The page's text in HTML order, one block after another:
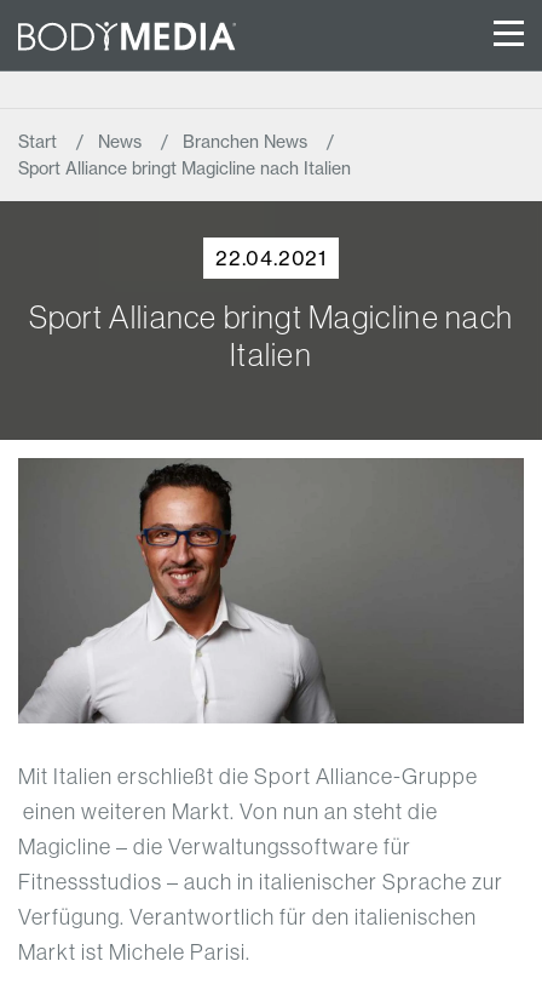
Start News
Branchen News
Sport Alliance bringt Magicline nach Italien
22.04.2021
Sport Alliance bringt Magicline nach
Italien
Mit Italien erschließt die Sport Alliance-Gruppe
einen weiteren Markt. Von nun an steht die
Magicline – die Verwaltungssoftware für
Fitnessstudios – auch in italienischer Sprache zur
Verfügung. Verantwortlich für den italienischen
Markt ist Michele Parisi.